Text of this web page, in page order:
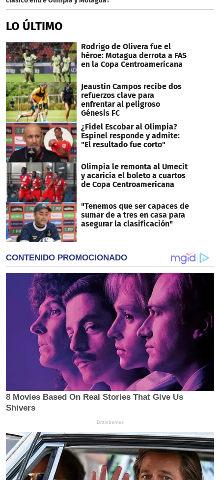
LO ÚLTIMO
Rodrigo de Olivera fue el
héroe: Motagua derrota a FAS
en la Copa Centroamericana
Jeaustin Campos recibe dos
refuerzos clave para
enfrentar al peligroso
Génesis FC
¿Fidel Escobar al Olimpia?
Espinel responde y admite:
"El resultado fue corto"
Olimpia le remonta al Umecit
y acaricia el boleto a cuartos
de Copa Centroamericana
"Tenemos que ser capaces de
sumar de a tres en casa para
asegurar la clasificación"